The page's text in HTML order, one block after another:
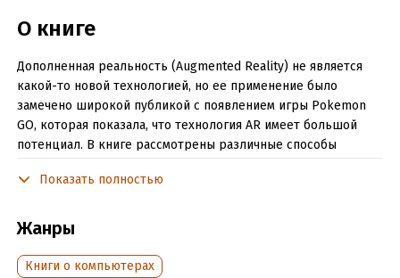
О книге
Дополненная реальность (Augmented Reality) не является
какой-то новой технологией, но ее применение было
замечено широкой публикой с появлением игры Pokemon
GO, которая показала, что технология AR имеет большой
потенциал. В книге рассмотрены различные способы
от нативной разработки в Android Studio до использования
Подробная информация
Показать полностью
Жанры
Книги о компьютерах